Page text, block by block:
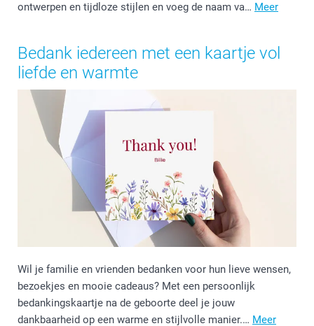
ontwerpen en tijdloze stijlen en voeg de naam va… Meer
Bedank iedereen met een kaartje vol
liefde en warmte
Wil je familie en vrienden bedanken voor hun lieve wensen,
bezoekjes en mooie cadeaus? Met een persoonlijk
bedankingskaartje na de geboorte deel je jouw
dankbaarheid op een warme en stijlvolle manier.… Meer